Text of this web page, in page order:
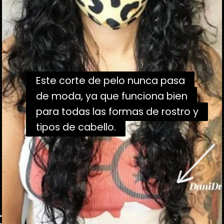
Este corte de pelo nunca pasa
de moda, ya que funciona bien
para todas las formas de rostro y
tipos de cabello.
Este corte de pelo nunca pasa
de moda, ya que funciona bien
para todas las formas de rostro y
tipos de cabello.